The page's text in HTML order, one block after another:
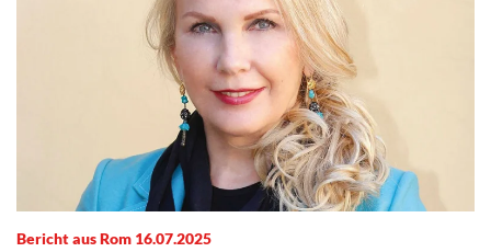
Bericht aus Rom 16.07.2025